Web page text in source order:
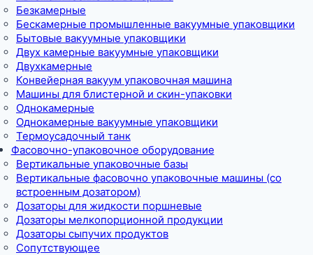
Безкамерные
Бескамерные промышленные вакуумные упаковщики
Бытовые вакуумные упаковщики
Двух камерные вакуумные упаковщики
Двухкамерные
Конвейерная вакуум упаковочная машина
Машины для блистерной и скин-упаковки
Однокамерные
Однокамерные вакуумные упаковщики
Термоусадочный танк
Фасовочно-упаковочное оборудование
Вертикальные упаковочные базы
Вертикальные фасовочно упаковочные машины (со
встроенным дозатором)
Дозаторы для жидкости поршневые
Дозаторы мелкопорционной продукции
Дозаторы сыпучих продуктов
Сопутствующее